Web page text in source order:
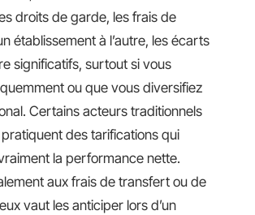
droits de garde, les frais de
établissement à l’autre, les écarts
significatifs, surtout si vous
ou que vous diversifiez
Certains acteurs traditionnels
des tarifications qui
la performance nette.
aux frais de transfert ou de
vaut les anticiper lors d’un